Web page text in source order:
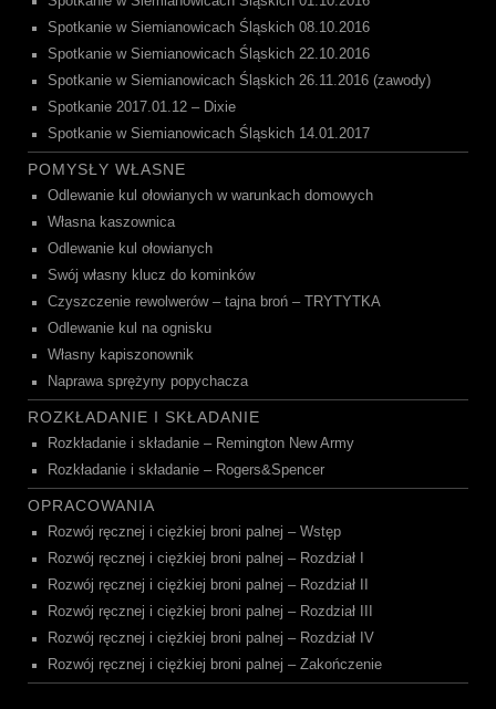
Spotkanie w Siemianowicach Śląskich 08.10.2016
Spotkanie w Siemianowicach Śląskich 22.10.2016
Spotkanie w Siemianowicach Śląskich 26.11.2016 (zawody)
Spotkanie 2017.01.12 – Dixie
Spotkanie w Siemianowicach Śląskich 14.01.2017
POMYSŁY WŁASNE
Odlewanie kul ołowianych w warunkach domowych
Własna kaszownica
Odlewanie kul ołowianych
Swój własny klucz do kominków
Czyszczenie rewolwerów – tajna broń – TRYTYTKA
Odlewanie kul na ognisku
Własny kapiszonownik
Naprawa sprężyny popychacza
ROZKŁADANIE I SKŁADANIE
Rozkładanie i składanie – Remington New Army
Rozkładanie i składanie – Rogers&Spencer
OPRACOWANIA
Rozwój ręcznej i ciężkiej broni palnej – Wstęp
Rozwój ręcznej i ciężkiej broni palnej – Rozdział I
Rozwój ręcznej i ciężkiej broni palnej – Rozdział II
Rozwój ręcznej i ciężkiej broni palnej – Rozdział III
Rozwój ręcznej i ciężkiej broni palnej – Rozdział IV
Rozwój ręcznej i ciężkiej broni palnej – Zakończenie